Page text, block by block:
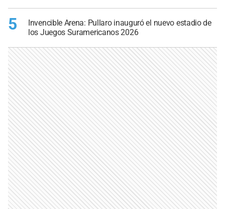
5
Invencible Arena: Pullaro inauguró el nuevo estadio de
los Juegos Suramericanos 2026